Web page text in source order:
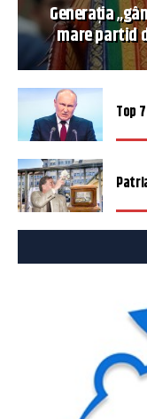
Generația
mare partid
Top